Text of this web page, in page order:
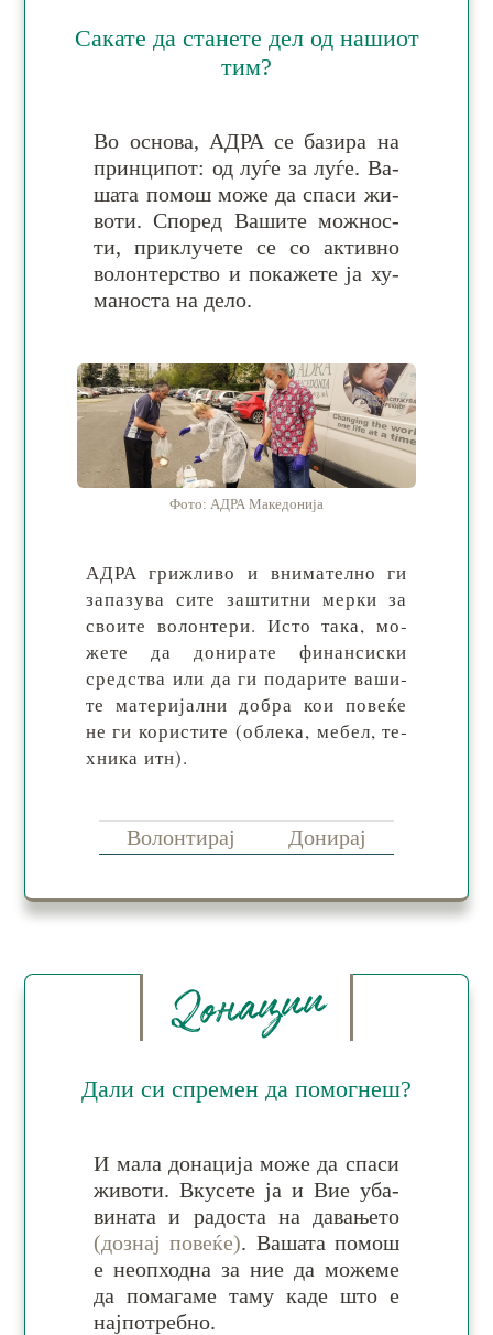
Сакате да станете дел од нашиот
тим?
Во основа, АДРА се ба­зи­ра на
прин­ци­пот: од луѓе за луѓе. Ва­
шата по­мош мо­же да спа­си жи­
воти. Спо­ред Ва­ши­те мож­нос­
ти, при­клу­че­те се со ак­тив­но
во­лон­тер­ство и по­ка­же­те ја ху­
ма­но­ста на дело.
Фото: АДРА Македонија
АДРА гриж­ли­во и вни­ма­тел­но ги
за­па­зу­ва си­те заш­тит­ни мер­ки за
сво­ите во­лон­те­ри. Исто та­ка, мо­
же­те да до­ни­ра­те фи­нан­си­ски
сред­ства или да ги по­да­ри­те ва­ши­
те ма­те­ри­јал­ни до­бра кои по­ве­ќе
не ги ко­рис­ти­те (об­ле­ка, ме­бел, те­
хни­ка итн).
Волонтирај Донирај
Донации
Дали си спремен да помогнеш?
И ма­ла до­на­ци­ја мо­же да спа­си
жи­во­ти. Вку­се­те ја и Вие уба­
ви­на­та и ра­дос­та на да­ва­ње­то
(дознај повеќе). Ва­ша­та по­мош
е не­оп­ход­на за ние да мо­же­ме
да по­ма­га­ме та­му ка­де што е
нај­по­тре­бно.